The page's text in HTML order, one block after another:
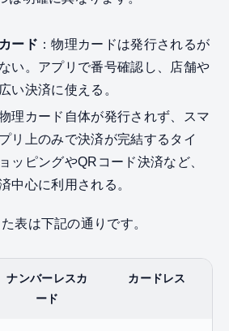
ード ：物理カードは発行されるが
い。アプリで番号確認し、店舗や
い決済に使える。
物理カード自体が発行されず、スマ
リ上のみで決済が完結するタイ
ッピングやQRコード決済など、
中心に利用される。
表は下記の通りです。
ナンバーレスカ
ード
カードレス